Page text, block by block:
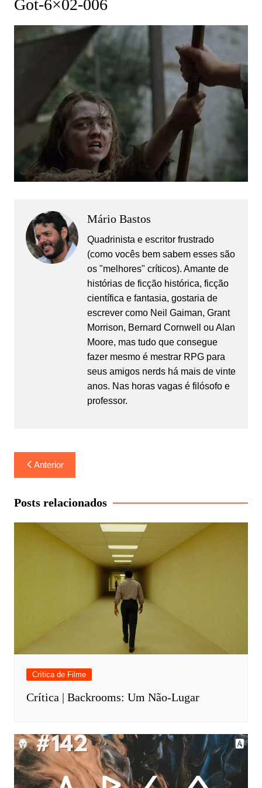
Got-6×02-006
Mário Bastos
Quadrinista e escritor frustrado
(como vocês bem sabem esses são
os "melhores" críticos). Amante de
histórias de ficção histórica, ficção
científica e fantasia, gostaria de
escrever como Neil Gaiman, Grant
Morrison, Bernard Cornwell ou Alan
Moore, mas tudo que consegue
fazer mesmo é mestrar RPG para
seus amigos nerds há mais de vinte
anos. Nas horas vagas é filósofo e
professor.
Navegação
de
Post
Anterior
Posts relacionados
Crítica de Filme
Crítica | Backrooms: Um Não-Lugar